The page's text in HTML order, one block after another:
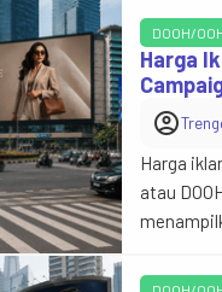
Bagi
DOOH/
Harga
account_circle
Harga
atau